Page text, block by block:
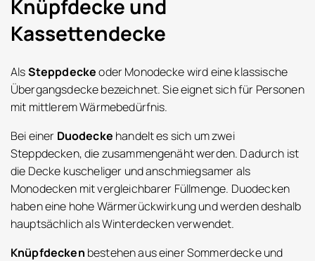
Knüpfdecke und
Kassettendecke
AlsSteppdeckeoder Monodecke wird eine klassische
Übergangsdecke bezeichnet. Sie eignet sich für Personen
mit mittlerem Wärmebedürfnis.
Bei einer Duodecke handelt es sich um zwei
Steppdecken, die zusammengenäht werden. Dadurch ist
die Decke kuscheliger und anschmiegsamer als
Monodecken mit vergleichbarer Füllmenge. Duodecken
haben eine hohe Wärmerückwirkung und werden deshalb
hauptsächlich als Winterdecken verwendet.
Knüpfdecken bestehen aus einer Sommerdecke und